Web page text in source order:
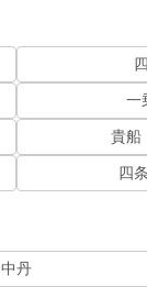
一
貴船
四
中丹